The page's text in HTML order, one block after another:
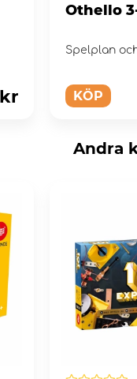
Othello
Spelplan
KÖP
Andra